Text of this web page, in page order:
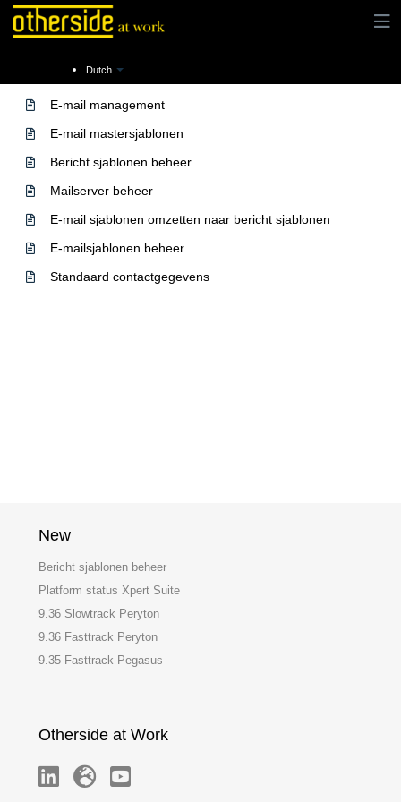
Dutch
Mailing
E-mail management
E-mail mastersjablonen
Bericht sjablonen beheer
Mailserver beheer
E-mail sjablonen omzetten naar bericht sjablonen
E-mailsjablonen beheer
Standaard contactgegevens
New
Bericht sjablonen beheer
Platform status Xpert Suite
9.36 Slowtrack Peryton
9.36 Fasttrack Peryton
9.35 Fasttrack Pegasus
Otherside at Work